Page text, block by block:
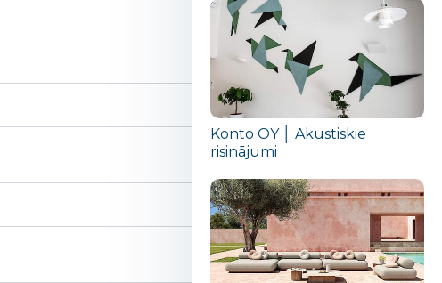
Konto OY │ Akustiskie
risinājumi